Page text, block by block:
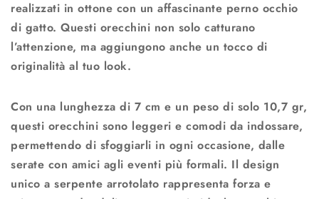
realizzati in ottone con un affascinante perno occhio
di gatto. Questi orecchini non solo catturano
l’attenzione, ma aggiungono anche un tocco di
originalità al tuo look.
Con una lunghezza di 7 cm e un peso di solo 10,7 gr,
questi orecchini sono leggeri e comodi da indossare,
permettendo di sfoggiarli in ogni occasione, dalle
serate con amici agli eventi più formali. Il design
unico a serpente arrotolato rappresenta forza e